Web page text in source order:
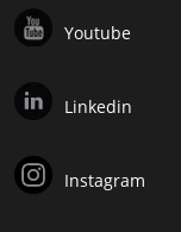
Youtube
Linkedin
Instagram